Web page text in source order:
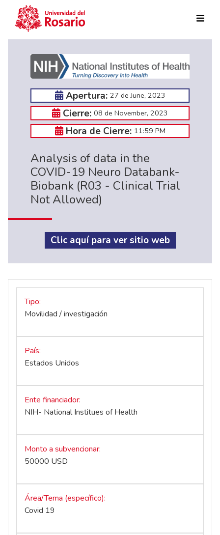
Apertura: 27 de June, 2023
Cierre: 08 de November, 2023
Hora de Cierre: 11:59 PM
Analysis of data in the
COVID-19 Neuro Databank-
Biobank (R03 - Clinical Trial
Not Allowed)
Clic aquí para ver sitio web
Tipo
Movilidad / investigación
País
Estados Unidos
Ente financiador
NIH- National Institues of Health
Monto a subvencionar
50000 USD
Área/Tema (específico)
Covid 19